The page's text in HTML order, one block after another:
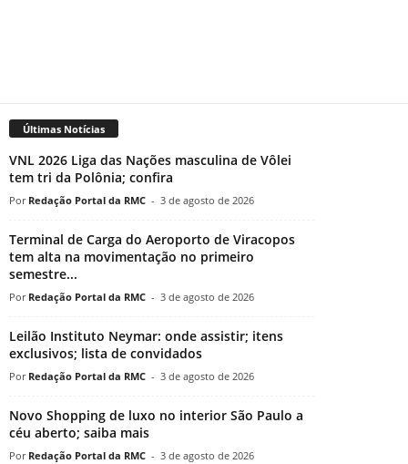
Últimas Notícias
VNL 2026 Liga das Nações masculina de Vôlei
tem tri da Polônia; confira
Redação Portal da RMC - 3 de agosto de 2026
Terminal de Carga do Aeroporto de Viracopos
tem alta na movimentação no primeiro
semestre...
Redação Portal da RMC - 3 de agosto de 2026
Leilão Instituto Neymar: onde assistir; itens
exclusivos; lista de convidados
Redação Portal da RMC - 3 de agosto de 2026
Novo Shopping de luxo no interior São Paulo a
céu aberto; saiba mais
Redação Portal da RMC - 3 de agosto de 2026